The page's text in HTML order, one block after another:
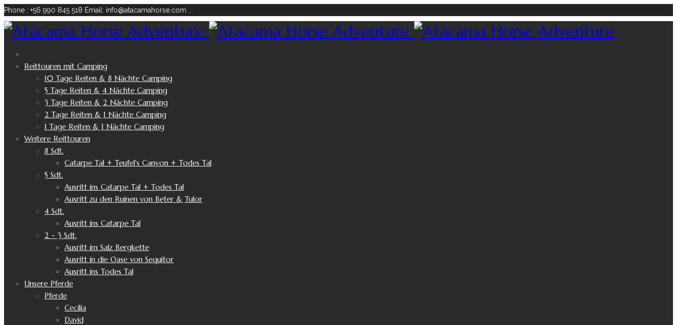
Phone : +56 990 845 518 Email: info@atacamahorse.com
Reittouren mit Camping
10 Tage Reiten & 8 Nächte Camping
5 Tage Reiten & 4 Nächte Camping
3 Tage Reiten & 2 Nächte Camping
2 Tage Reiten & 1 Nächte Camping
1 Tage Reiten & 1 Nächte Camping
Weitere Reittouren
8 Sdt.
Catarpe Tal + Teufel's Canyon + Todes Tal
5 Sdt.
Ausritt ins Catarpe Tal + Todes Tal
Ausritt zu den Ruinen von Beter & Tulor
4 Sdt.
Ausritt ins Catarpe Tal
2 - 3 Sdt.
Ausritt im Salz Bergkette
Ausritt in die Oase von Sequitor
Ausritt ins Todes Tal
Unsere Pferde
Pferde
Cecilia
David